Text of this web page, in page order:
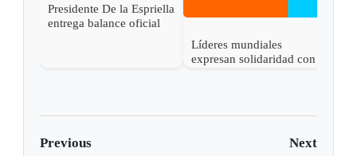
Presidente De la Espriella
entrega balance oficial
Líderes mundiales
expresan solidaridad con
Previous Next